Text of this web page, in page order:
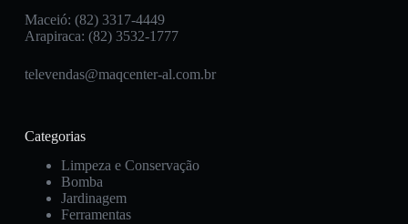
Maceió: (82) 3317-4449
Arapiraca: (82) 3532-1777
televendas@maqcenter-al.com.br
Categorias
Limpeza e Conservação
Bomba
Jardinagem
Ferramentas